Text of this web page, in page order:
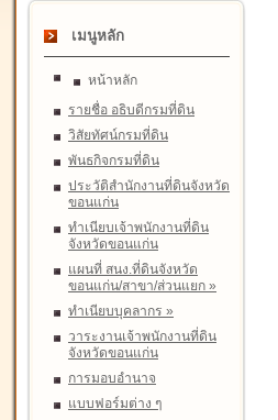
เมนูหลัก
หน้าหลัก
รายชื่อ อธิบดีกรมที่ดิน
วิสัยทัศน์กรมที่ดิน
พันธกิจกรมที่ดิน
ประวัติสำนักงานที่ดินจังหวัด
ขอนแก่น
ทำเนียบเจ้าพนักงานที่ดิน
จังหวัดขอนแก่น
แผนที่ สนง.ที่ดินจังหวัด
ขอนแก่น/สาขา/ส่วนแยก »
ทำเนียบบุคลากร »
วาระงานเจ้าพนักงานที่ดิน
จังหวัดขอนแก่น
การมอบอำนาจ
แบบฟอร์มต่าง ๆ